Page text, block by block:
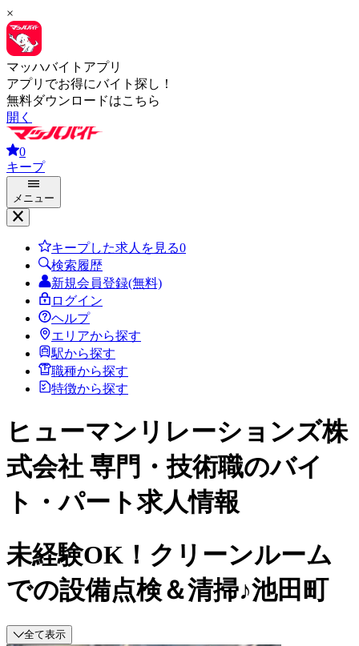
×
マッハバイトアプリ
アプリでお得にバイト探し！
無料ダウンロードはこちら
開く
0
キープ
メニュー
キープした求人を見る0
検索履歴
新規会員登録(無料)
ログイン
ヘルプ
エリアから探す
駅から探す
職種から探す
特徴から探す
ヒューマンリレーションズ株
式会社 専門・技術職のバイ
ト・パート求人情報
未経験OK！クリーンルーム
での設備点検＆清掃♪池田町
全て表示